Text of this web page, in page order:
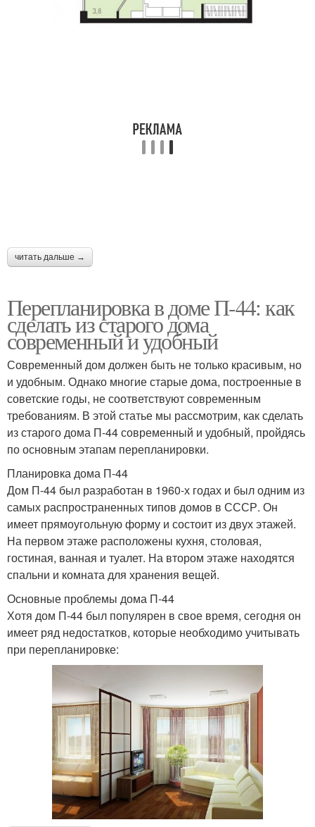
читать дальше →
Перепланировка в доме П-44: как
сделать из старого дома
современный и удобный
Современный дом должен быть не только красивым, но
и удобным. Однако многие старые дома, построенные в
советские годы, не соответствуют современным
требованиям. В этой статье мы рассмотрим, как сделать
из старого дома П-44 современный и удобный, пройдясь
по основным этапам перепланировки.
Планировка дома П-44
Дом П-44 был разработан в 1960-х годах и был одним из
самых распространенных типов домов в СССР. Он
имеет прямоугольную форму и состоит из двух этажей.
На первом этаже расположены кухня, столовая,
гостиная, ванная и туалет. На втором этаже находятся
спальни и комната для хранения вещей.
Основные проблемы дома П-44
Хотя дом П-44 был популярен в свое время, сегодня он
имеет ряд недостатков, которые необходимо учитывать
при перепланировке: